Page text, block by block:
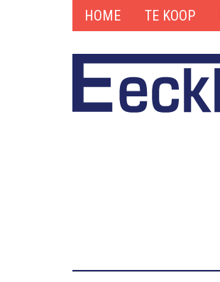
HOME TE KOOP